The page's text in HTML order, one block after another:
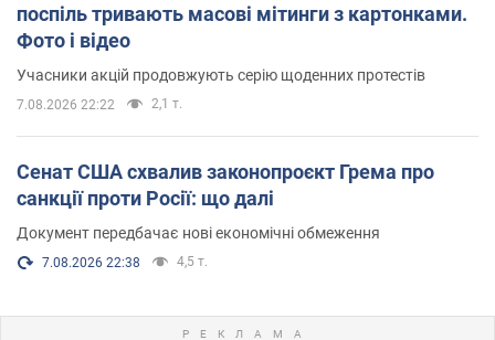
поспіль тривають масові мітинги з картонками.
Фото і відео
Учасники акцій продовжують серію щоденних протестів
7.08.2026 22:22 2,1 т.
Сенат США схвалив законопроєкт Грема про
санкції проти Росії: що далі
Документ передбачає нові економічні обмеження
7.08.2026 22:38 4,5 т.